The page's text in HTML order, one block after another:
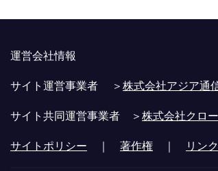
運営会社情報
サイト運営事業者 ＞株式会社アジア通
サイト共同運営事業者 ＞株式会社クロ
サイトポリシー ｜ 著作権 ｜ リン